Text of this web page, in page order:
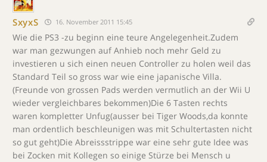
SxyxS 16. November 2011 15:45
Wie die PS3 -zu beginn eine teure Angelegenheit.Zudem
war man gezwungen auf Anhieb noch mehr Geld zu
investieren u sich einen neuen Controller zu holen weil das
Standard Teil so gross war wie eine japanische Villa.
(Freunde von grossen Pads werden vermutlich an der Wii U
wieder vergleichbares bekommen)Die 6 Tasten rechts
waren kompletter Unfug(ausser bei Tiger Woods,da konnte
man ordentlich beschleunigen was mit Schultertasten nicht
so gut geht)Die Abreissstrippe war eine sehr gute Idee was
bei Zocken mit Kollegen so einige Stürze bei Mensch u